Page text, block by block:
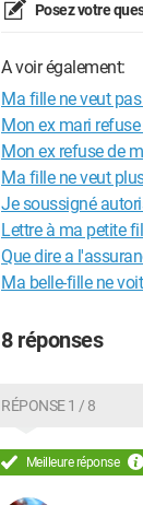
Posez votre
A voir également:
Ma fille ne veut
Mon ex mari
Mon ex refuse de
Ma fille ne veut
Je soussigné
Lettre à ma petite
Que dire a
Ma belle-fille ne
8 réponses
RÉPONSE 1 / 8
Meilleure réponse